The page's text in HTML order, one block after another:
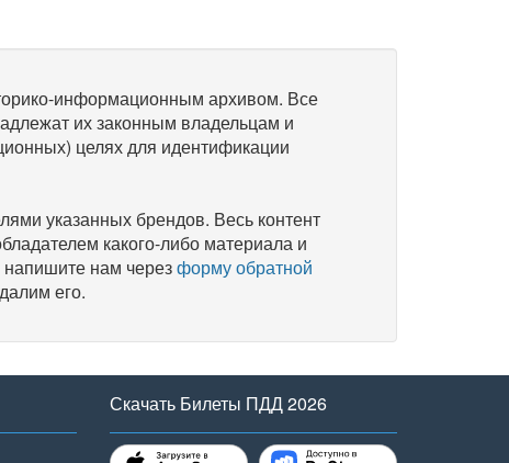
информационным архивом. Все
их законным владельцам и
целях для идентификации
указанных брендов. Весь контент
какого-либо материала и
нам черезформу обратной
его.
Скачать Билеты ПДД 2026